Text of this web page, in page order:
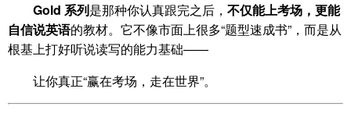
Gold 系列是那种你认真跟完之后， 不仅能上考场，更能
自信说英语的教材。它不像市面上很多“题型速成书”，而是从
根基上打好听说读写的能力基础——
让你真正“赢在考场，走在世界”。